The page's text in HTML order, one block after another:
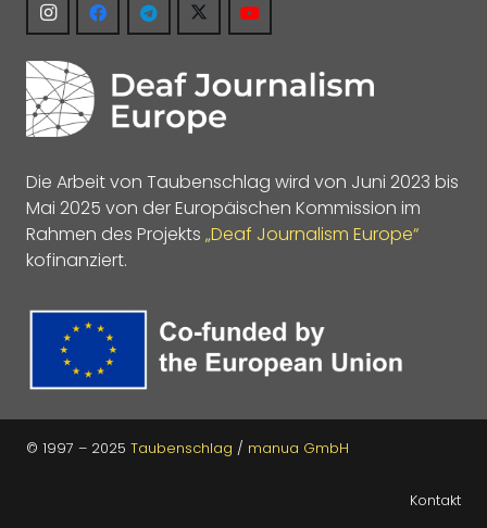
Die Arbeit von Taubenschlag wird von Juni 2023 bis
Mai 2025 von der Europäischen Kommission im
Rahmen des Projekts „Deaf Journalism Europe“
kofinanziert.
© 1997 – 2025 Taubenschlag / manua GmbH
Kontakt